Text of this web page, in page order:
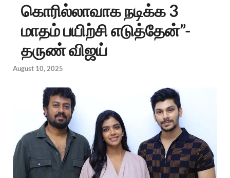
கொரில்லாவாக நடிக்க 3
மாதம் பயிற்சி எடுத்தேன்”-
தருண் விஜய்
August 10, 2025